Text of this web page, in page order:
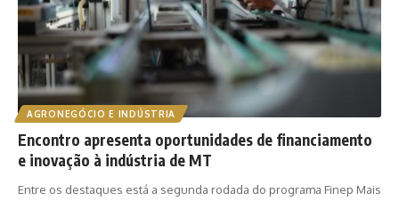
AGRONEGÓCIO E INDÚSTRIA
Encontro apresenta oportunidades de financiamento
e inovação à indústria de MT
Entre os destaques está a segunda rodada do programa Finep Mais